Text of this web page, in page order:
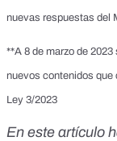
nuevas respuestas del
**A 8 de marzo de
nuevos contenidos que
Ley 3/2023
En este artículo